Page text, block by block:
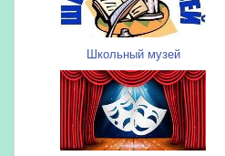
Школьный музей